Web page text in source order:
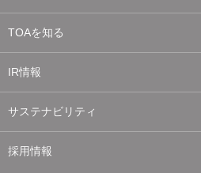
TOAを知る
IR情報
サステナビリティ
採用情報